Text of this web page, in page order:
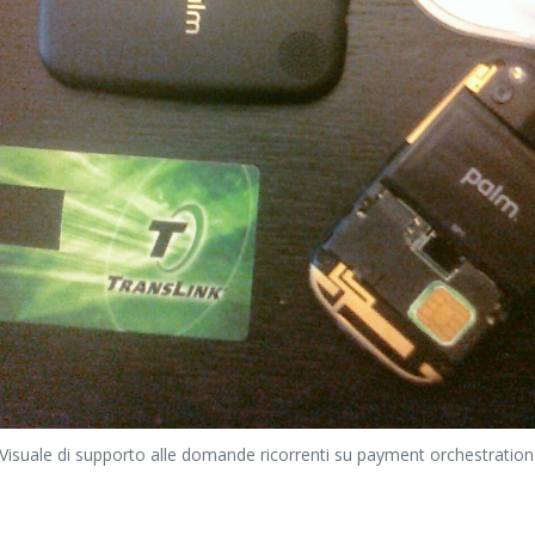
di supporto alle domande ricorrenti su payment